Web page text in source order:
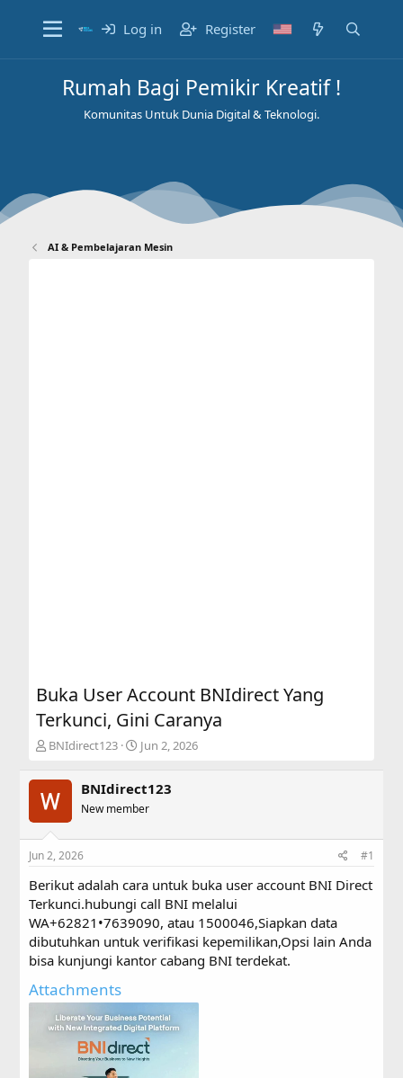
Log in Register
Rumah Bagi Pemikir Kreatif !
Komunitas Untuk Dunia Digital & Teknologi.
AI & Pembelajaran Mesin
Buka User Account BNIdirect Yang
Terkunci, Gini Caranya
T
r
e
a
d
t
r
t
e
r
BNIdirect123
S
r
t
a
Jun 2, 2026
BNIdirect123
New member
Jun 2, 2026 #1
Berikut adalah cara untuk buka user account BNI Direct
Terkunci.hubungi call BNI melalui
WA+62821•7639090, atau 1500046,Siapkan data
dibutuhkan untuk verifikasi kepemilikan,Opsi lain Anda
bisa kunjungi kantor cabang BNI terdekat.
Attachments